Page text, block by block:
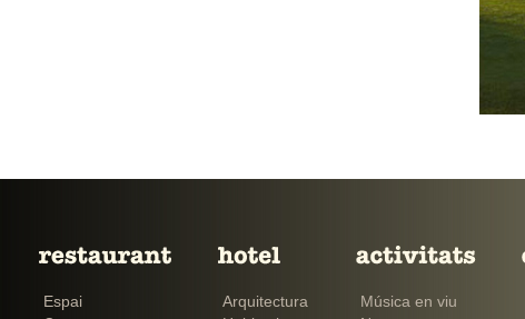
Espai
Arquitectura
Música en viu